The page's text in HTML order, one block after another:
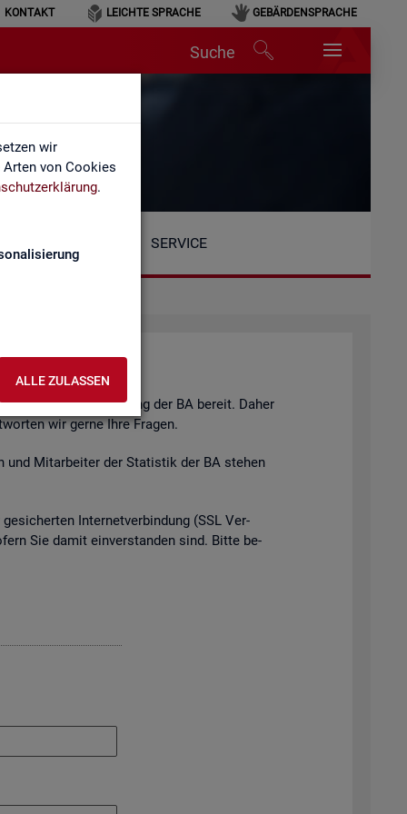
wir
von Cookies
.
ALLE ZULASSEN
KONTAKT LEICHTE SPRACHE GEBÄRDENSPRACHE
Suche
SERVICE
der BA be­reit. Daher
wir gerne Ihre Fra­gen.
und Mit­ar­bei­ter der Sta­tis­tik der BA ste­hen
In­ter­net­ver­bin­dung (SSL Ver­
Sie damit ein­ver­stan­den sind. Bitte be­